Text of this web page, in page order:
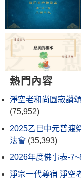
熱門內容
淨空老和尚圓寂讚
(75,952)
2025乙巳中元普渡
法會 (35,393)
2026年度佛事表-
淨宗一代尊宿 淨空